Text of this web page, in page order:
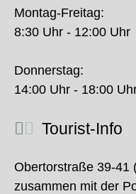
Montag-Freitag:
8:30 Uhr - 12:00 Uhr
Donnerstag:
14:00 Uhr - 18:00
Tourist-Info
Obertorstraße 39-41
zusammen mit der